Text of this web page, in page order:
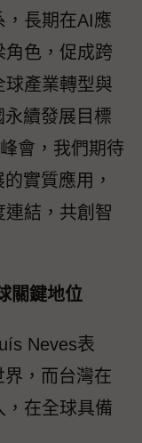
，長期在AI應
角色，促成跨
球產業轉型與
續發展目標
會，我們期待
實質應用，
結，共創智
關鍵地位
Neves表
，而台灣在
，在全球具備